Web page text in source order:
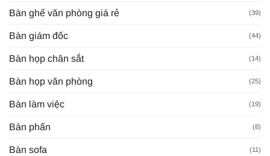
Bàn ghế văn phòng giá rẻ (39)
Bàn giám đốc (44)
Bàn họp chân sắt (14)
Bàn họp văn phòng (25)
Bàn làm việc (19)
Bàn phấn (8)
Bàn sofa (11)